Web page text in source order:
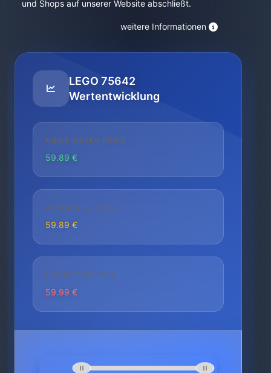
und Shops auf unserer Website abschließt.
weitere Informationen
LEGO 75642
Wertentwicklung
NIEDRIGSTER PREIS
59.89 €
AKTUELLER PREIS
59.89 €
HÖCHSTER PREIS
59.99 €